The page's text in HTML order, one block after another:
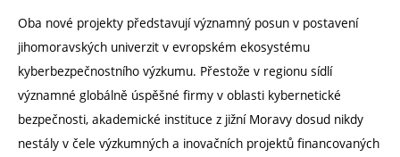
Oba nové projekty představují významný posun v postavení
jihomoravských univerzit v evropském ekosystému
kyberbezpečnostního výzkumu. Přestože v regionu sídlí
významné globálně úspěšné firmy v oblasti kybernetické
bezpečnosti, akademické instituce z jižní Moravy dosud nikdy
nestály v čele výzkumných a inovačních projektů financovaných